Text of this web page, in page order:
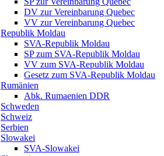
DV zur Vereinbarung Quebec
VV zur Vereinbarung Quebec
Republik Moldau
SVA-Republik Moldau
SP zum SVA-Republik Moldau
VV zum SVA-Republik Moldau
Gesetz zum SVA-Republik Moldau
Rumänien
Abk. Rumaenien DDR
Schweden
Schweiz
Serbien
Slowakei
SVA-Slowakei